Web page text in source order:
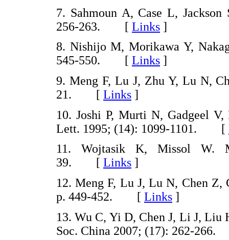
7. Sahmoun A, Case L,
256-263. [ Links ]
8. Nishijo M, Morikawa Y,
545-550. [ Links ]
9. Meng F, Lu J, Zhu Y, Lu N,
21. [ Links ]
10. Joshi P, Murti N, Gadgeel
Lett. 1995; (14): 1099-1101. [
11. Wojtasik K, Missol W.
39. [ Links ]
12. Meng F, Lu J, Lu N, Chen Z,
p. 449-452. [ Links ]
13. Wu C, Yi D, Chen J, Li J, Liu
Soc. China 2007; (17): 262-